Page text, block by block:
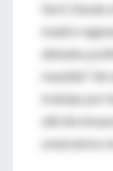
fácil. Desde
madre
debates
mundial”.
trabajo por
allá de
avanzamos